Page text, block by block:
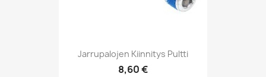
Jarrupalojen Kiinnitys Pultti
8,60 €